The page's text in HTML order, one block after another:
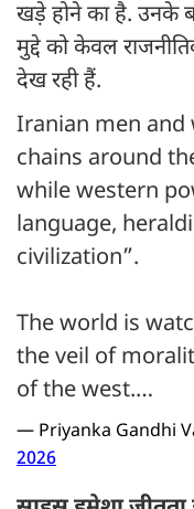
खड़े होने का है. उनके
मुद्दे को केवल
देख रही हैं.
Iranian men
chains around
while western
language,
civilization”.
The world is
the veil of
of the west.…
— Priyanka Gandhi
2026